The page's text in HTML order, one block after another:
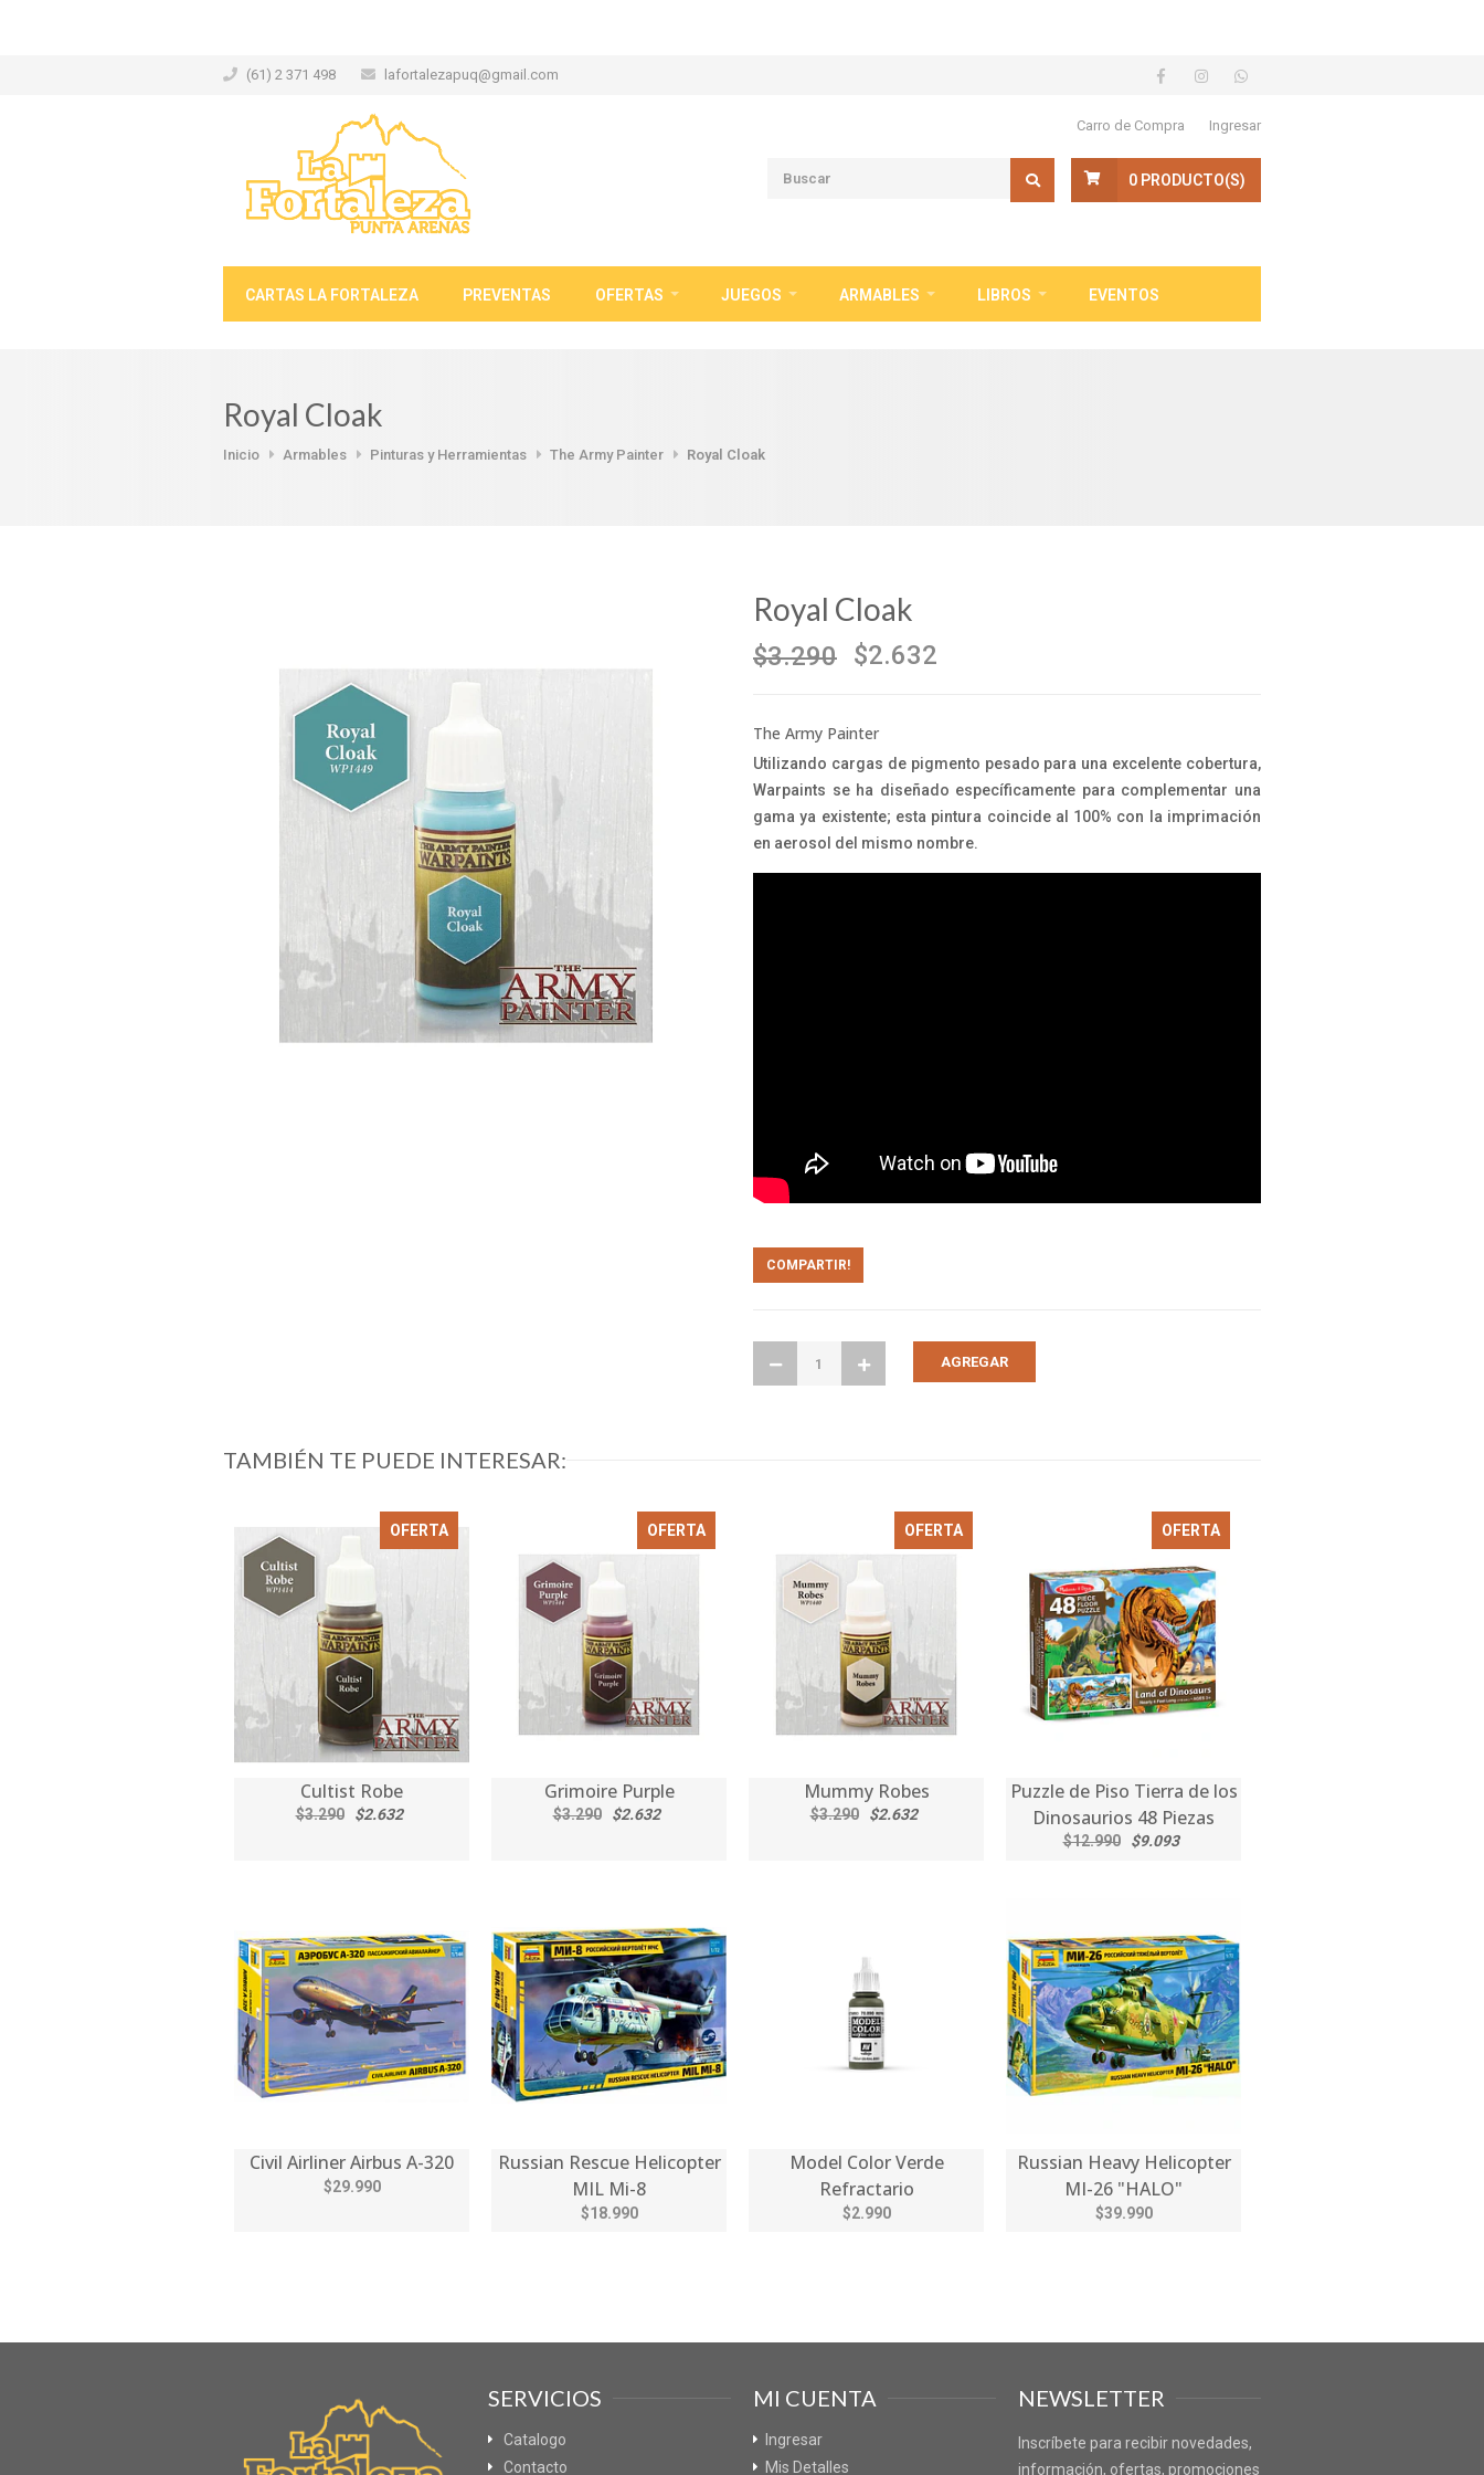
(61) 2 371 498 lafortalezapuq@gmail.com
Carro de Compra Ingresar
0 PRODUCTO(S)
CARTAS LA FORTALEZA PREVENTAS OFERTAS JUEGOS ARMABLES LIBROS EVENTOS
Royal Cloak
Inicio Armables Pinturas y Herramientas The Army Painter Royal Cloak
Royal Cloak
$3.290 $2.632
The Army Painter
Utilizando cargas de pigmento pesado para una excelente cobertura,
Warpaints se ha diseñado específicamente para complementar una
gama ya existente; esta pintura coincide al 100% con la imprimación
en aerosol del mismo nombre.
COMPARTIR!
TAMBIÉN TE PUEDE INTERESAR:
OFERTA
Cultist Robe
$3.290 $2.632
OFERTA
Grimoire Purple
$3.290 $2.632
OFERTA
Mummy Robes
$3.290 $2.632
OFERTA
Puzzle de Piso Tierra de los
Dinosaurios 48 Piezas
$12.990 $9.093
Civil Airliner Airbus A-320
$29.990
Russian Rescue Helicopter
MIL Mi-8
$18.990
Model Color Verde
Refractario
$2.990
Russian Heavy Helicopter
MI-26 "HALO"
$39.990
SERVICIOS
Catalogo
Contacto
MI CUENTA
Ingresar
Mis Detalles
NEWSLETTER
Inscríbete para recibir novedades,
información, ofertas, promociones